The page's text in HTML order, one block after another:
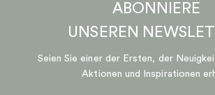
ABONNIERE
UNSEREN
Seien Sie einer der Ersten, der
Aktionen und Inspirationen